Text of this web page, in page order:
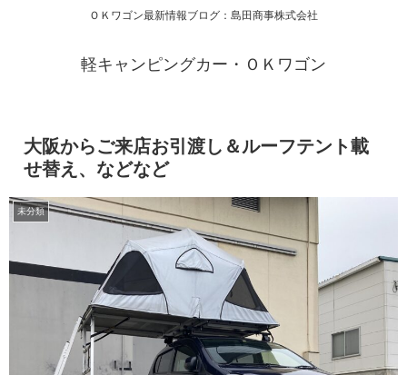
ＯＫワゴン最新情報ブログ：島田商事株式会社
軽キャンピングカー・ＯＫワゴン
大阪からご来店お引渡し＆ルーフテント載
せ替え、などなど
未分類